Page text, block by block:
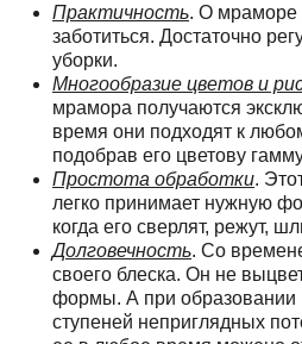
Практичность. О мраморе
заботиться. Достаточно
уборки.
Многообразие цветов и
мрамора получаются
время они подходят к
подобрав его цветову
Простота обработки.
легко принимает нужную
когда его сверлят, режут,
Долговечность. Со
своего блеска. Он не
формы. А при образовании
ступеней неприглядных